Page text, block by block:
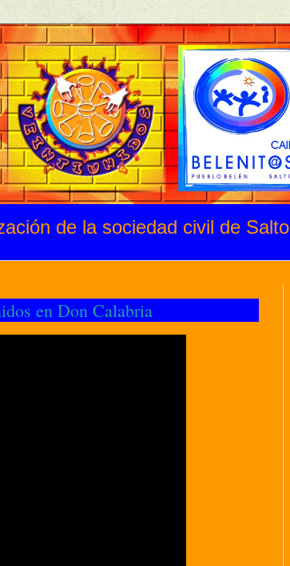
de la sociedad civil de Salto
en Don Calabria